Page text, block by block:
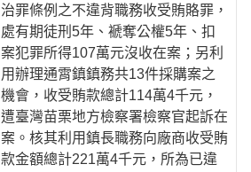
治罪條例之不違背職務收受賄賂罪，
處有期徒刑5年、褫奪公權5年、扣
案犯罪所得107萬元沒收在案；另利
用辦理通霄鎮鎮務共13件採購案之
機會，收受賄款總計114萬4千元，
遭臺灣苗栗地方檢察署檢察官起訴在
案。核其利用鎮長職務向廠商收受賄
款金額總計221萬4千元，所為已違